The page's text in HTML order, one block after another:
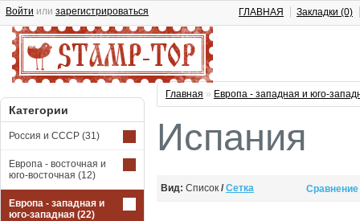
Войти или зарегистрироваться ГЛАВНАЯ Закладки (0)
Категории
Россия и СССР (31)
Европа - восточная и
юго-восточная (12)
Европа - западная и
юго-западная (22)
Главная » Европа - западная и юго-
Испания
Вид: Список / Сетка Сравнение